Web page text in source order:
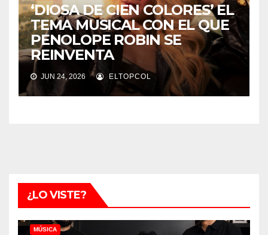
‘DIOSA DE CIEN COLORES’ EL
TEMA MUSICAL CON EL QUE
PENOLOPE ROBIN SE
REINVENTA
JUN 24, 2026 ELTOPCOL
¿LO VISTE?
MÚSICA